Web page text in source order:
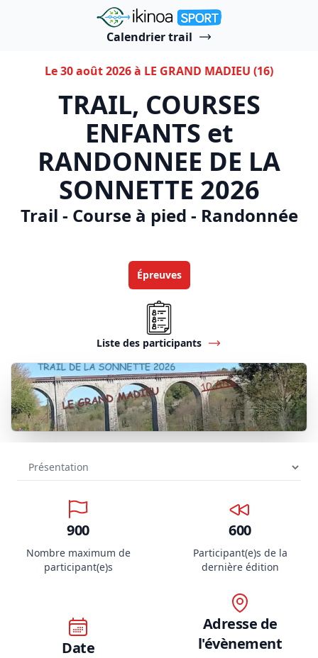
"Ikinoa Sport"
Calendrier trail
Le 30 août 2026 à LE GRAND MADIEU (16)
TRAIL, COURSES
ENFANTS et
RANDONNEE DE LA
SONNETTE 2026
Trail - Course à pied - Randonnée
Épreuves
Liste des participants
900
Nombre maximum de
participant(e)s
600
Participant(e)s de la
dernière édition
Date
Adresse de
l'évènement